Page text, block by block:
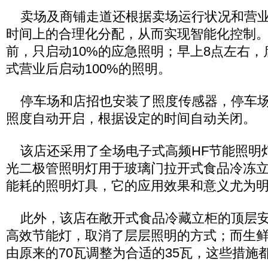
卖场及商铺走道还根据卖场运行状况和营
时间上的合理化分配，从而实现智能化控制
前，只启动10%的应急照明；早上8点左右
式营业后启动100%的照明。
停车场和店招也安装了照度传感器，停车
照度自动开启，根据设定的时间自动关闭。
该店还采用了全场电子式高频HF节能照明
光二极管照明灯用于玻璃门拉开式食品冷冻
能耗的照明灯具，它的应用效果和意义尤为
此外，该店在敞开式食品冷藏立柜的顶层
高效节能灯，取消了层层照明的方式；而生
由原来的70瓦调整为合适的35瓦，这些措施